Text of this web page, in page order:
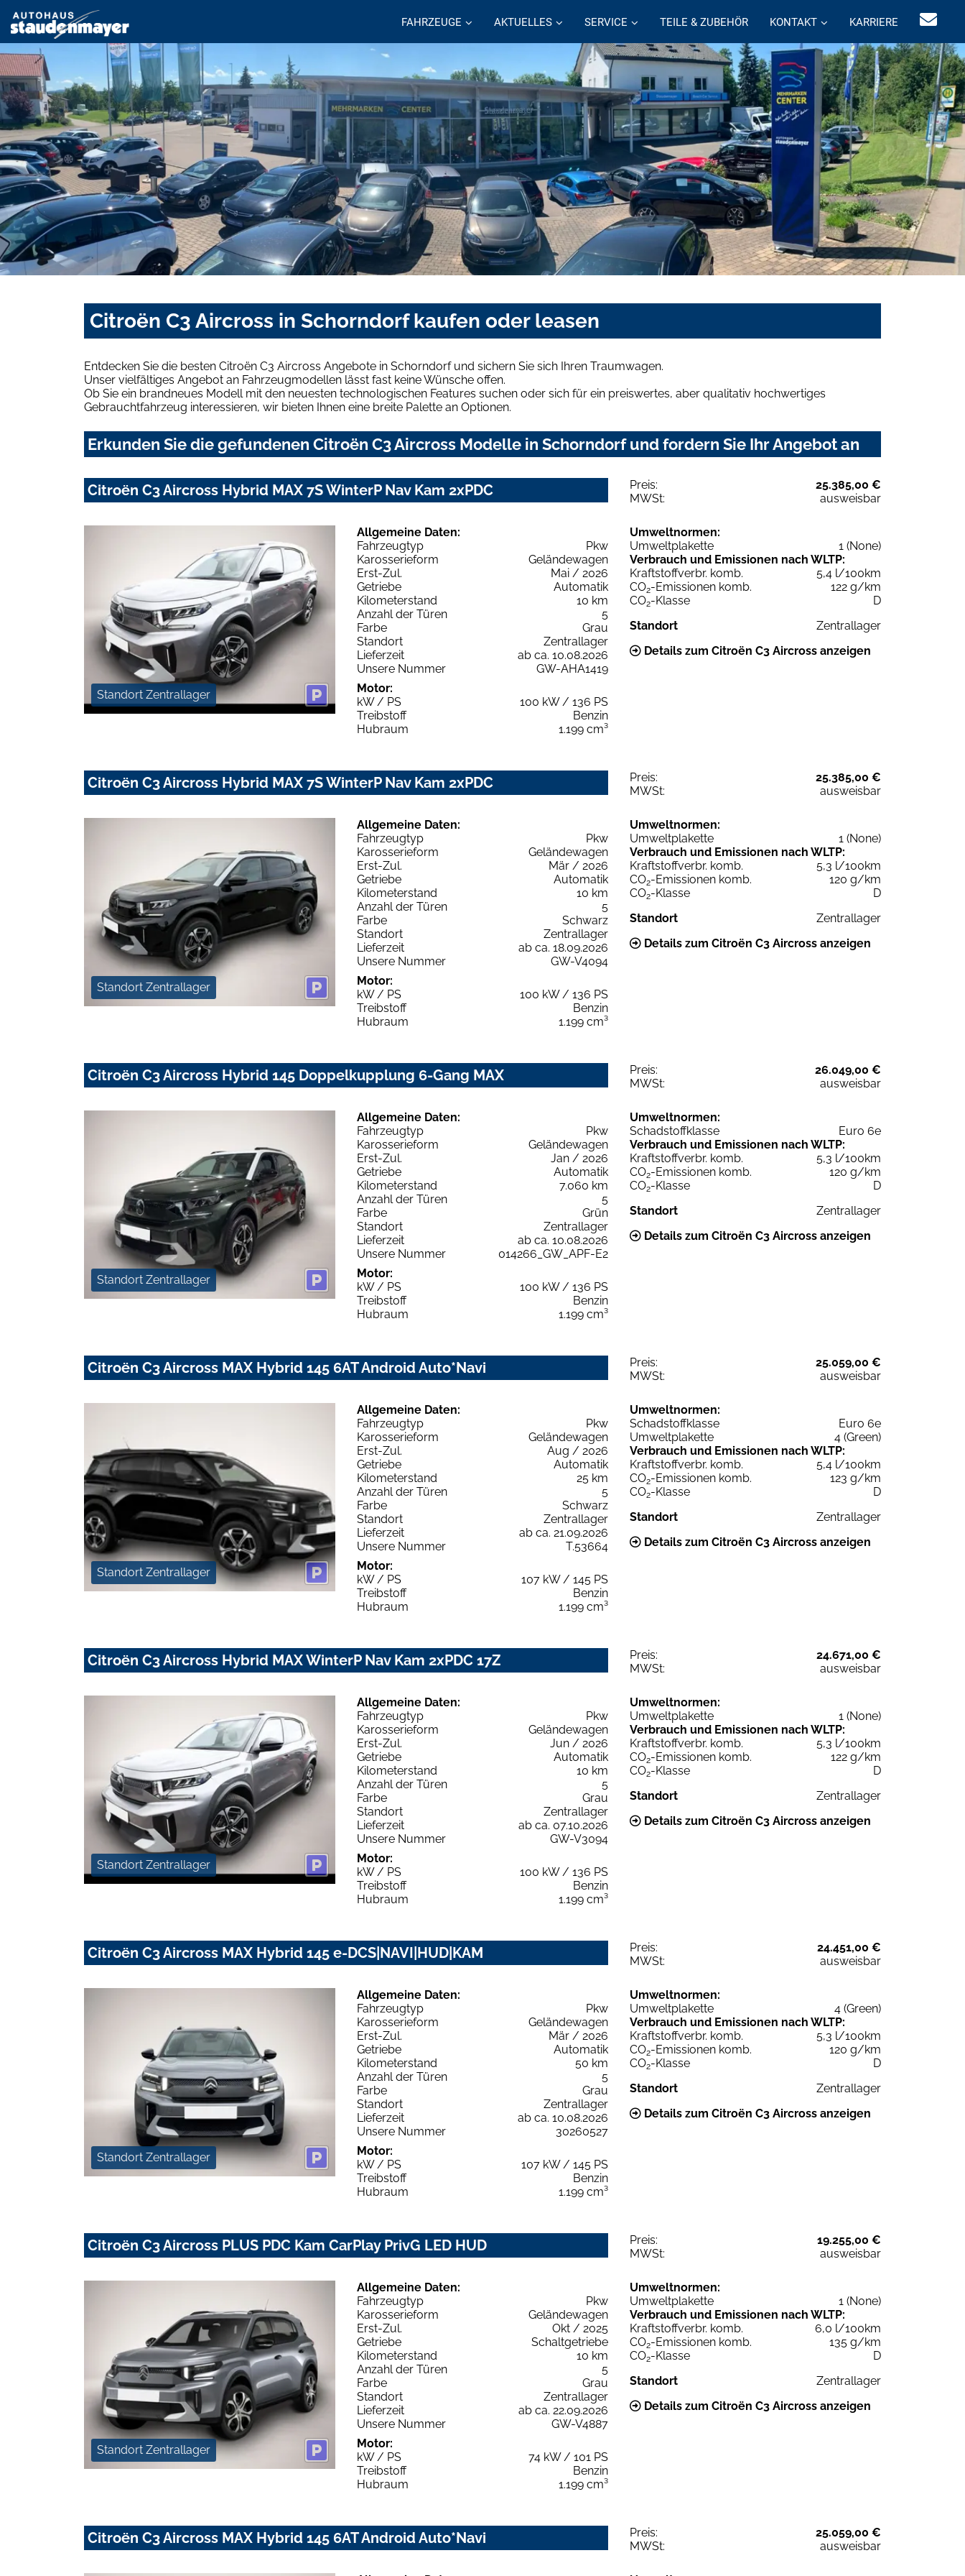
FAHRZEUGE AKTUELLES SERVICE TEILE & ZUBEHÖR KONTAKT KARRIERE
Citroën C3 Aircross in Schorndorf kaufen oder leasen
Entdecken Sie die besten Citroën C3 Aircross Angebote in Schorndorf und sichern Sie sich Ihren Traumwagen.
Unser vielfältiges Angebot an Fahrzeugmodellen lässt fast keine Wünsche offen.
Ob Sie ein brandneues Modell mit den neuesten technologischen Features suchen oder sich für ein preiswertes, aber qualitativ hochwertiges
Gebrauchtfahrzeug interessieren, wir bieten Ihnen eine breite Palette an Optionen.
Erkunden Sie die gefundenen Citroën C3 Aircross Modelle in Schorndorf und fordern Sie Ihr Angebot an
Citroën C3 Aircross Hybrid MAX 7S WinterP Nav Kam 2xPDC Preis:
25.385,00 €
MWSt:
ausweisbar
Standort Zentrallager
Allgemeine Daten:
Fahrzeugtyp
Pkw
Karosserieform
Geländewagen
Erst-Zul.
Mai / 2026
Getriebe
Automatik
Kilometerstand
10 km
Anzahl der Türen
5
Farbe
Grau
Standort
Zentrallager
Lieferzeit
ab ca. 10.08.2026
Unsere Nummer
GW-AHA1419
Motor:
kW / PS
100 kW / 136 PS
Treibstoff
Benzin
Hubraum
1.199 cm³
Umweltnormen:
Umweltplakette
1 (None)
Verbrauch und Emissionen nach WLTP:
Kraftstoffverbr. komb.
5,4 l/100km
CO2-Emissionen komb.
122 g/km
CO2-Klasse
D
Standort
Zentrallager
Details zum Citroën C3 Aircross anzeigen
Citroën C3 Aircross Hybrid MAX 7S WinterP Nav Kam 2xPDC Preis:
25.385,00 €
MWSt:
ausweisbar
Standort Zentrallager
Allgemeine Daten:
Fahrzeugtyp
Pkw
Karosserieform
Geländewagen
Erst-Zul.
Mär / 2026
Getriebe
Automatik
Kilometerstand
10 km
Anzahl der Türen
5
Farbe
Schwarz
Standort
Zentrallager
Lieferzeit
ab ca. 18.09.2026
Unsere Nummer
GW-V4094
Motor:
kW / PS
100 kW / 136 PS
Treibstoff
Benzin
Hubraum
1.199 cm³
Umweltnormen:
Umweltplakette
1 (None)
Verbrauch und Emissionen nach WLTP:
Kraftstoffverbr. komb.
5,3 l/100km
CO2-Emissionen komb.
120 g/km
CO2-Klasse
D
Standort
Zentrallager
Details zum Citroën C3 Aircross anzeigen
Citroën C3 Aircross Hybrid 145 Doppelkupplung 6-Gang MAX Preis:
26.049,00 €
MWSt:
ausweisbar
Standort Zentrallager
Allgemeine Daten:
Fahrzeugtyp
Pkw
Karosserieform
Geländewagen
Erst-Zul.
Jan / 2026
Getriebe
Automatik
Kilometerstand
7.060 km
Anzahl der Türen
5
Farbe
Grün
Standort
Zentrallager
Lieferzeit
ab ca. 10.08.2026
Unsere Nummer
014266_GW_APF-E2
Motor:
kW / PS
100 kW / 136 PS
Treibstoff
Benzin
Hubraum
1.199 cm³
Umweltnormen:
Schadstoffklasse
Euro 6e
Verbrauch und Emissionen nach WLTP:
Kraftstoffverbr. komb.
5,3 l/100km
CO2-Emissionen komb.
120 g/km
CO2-Klasse
D
Standort
Zentrallager
Details zum Citroën C3 Aircross anzeigen
Citroën C3 Aircross MAX Hybrid 145 6AT Android Auto*Navi Preis:
25.059,00 €
MWSt:
ausweisbar
Standort Zentrallager
Allgemeine Daten:
Fahrzeugtyp
Pkw
Karosserieform
Geländewagen
Erst-Zul.
Aug / 2026
Getriebe
Automatik
Kilometerstand
25 km
Anzahl der Türen
5
Farbe
Schwarz
Standort
Zentrallager
Lieferzeit
ab ca. 21.09.2026
Unsere Nummer
T.53664
Motor:
kW / PS
107 kW / 145 PS
Treibstoff
Benzin
Hubraum
1.199 cm³
Umweltnormen:
Schadstoffklasse
Euro 6e
Umweltplakette
4 (Green)
Verbrauch und Emissionen nach WLTP:
Kraftstoffverbr. komb.
5,4 l/100km
CO2-Emissionen komb.
123 g/km
CO2-Klasse
D
Standort
Zentrallager
Details zum Citroën C3 Aircross anzeigen
Citroën C3 Aircross Hybrid MAX WinterP Nav Kam 2xPDC 17Z Preis:
24.671,00 €
MWSt:
ausweisbar
Standort Zentrallager
Allgemeine Daten:
Fahrzeugtyp
Pkw
Karosserieform
Geländewagen
Erst-Zul.
Jun / 2026
Getriebe
Automatik
Kilometerstand
10 km
Anzahl der Türen
5
Farbe
Grau
Standort
Zentrallager
Lieferzeit
ab ca. 07.10.2026
Unsere Nummer
GW-V3094
Motor:
kW / PS
100 kW / 136 PS
Treibstoff
Benzin
Hubraum
1.199 cm³
Umweltnormen:
Umweltplakette
1 (None)
Verbrauch und Emissionen nach WLTP:
Kraftstoffverbr. komb.
5,3 l/100km
CO2-Emissionen komb.
122 g/km
CO2-Klasse
D
Standort
Zentrallager
Details zum Citroën C3 Aircross anzeigen
Citroën C3 Aircross MAX Hybrid 145 e-DCS|NAVI|HUD|KAM Preis:
24.451,00 €
MWSt:
ausweisbar
Standort Zentrallager
Allgemeine Daten:
Fahrzeugtyp
Pkw
Karosserieform
Geländewagen
Erst-Zul.
Mär / 2026
Getriebe
Automatik
Kilometerstand
50 km
Anzahl der Türen
5
Farbe
Grau
Standort
Zentrallager
Lieferzeit
ab ca. 10.08.2026
Unsere Nummer
30260527
Motor:
kW / PS
107 kW / 145 PS
Treibstoff
Benzin
Hubraum
1.199 cm³
Umweltnormen:
Umweltplakette
4 (Green)
Verbrauch und Emissionen nach WLTP:
Kraftstoffverbr. komb.
5,3 l/100km
CO2-Emissionen komb.
120 g/km
CO2-Klasse
D
Standort
Zentrallager
Details zum Citroën C3 Aircross anzeigen
Citroën C3 Aircross PLUS PDC Kam CarPlay PrivG LED HUD Preis:
19.255,00 €
MWSt:
ausweisbar
Standort Zentrallager
Allgemeine Daten:
Fahrzeugtyp
Pkw
Karosserieform
Geländewagen
Erst-Zul.
Okt / 2025
Getriebe
Schaltgetriebe
Kilometerstand
10 km
Anzahl der Türen
5
Farbe
Grau
Standort
Zentrallager
Lieferzeit
ab ca. 22.09.2026
Unsere Nummer
GW-V4887
Motor:
kW / PS
74 kW / 101 PS
Treibstoff
Benzin
Hubraum
1.199 cm³
Umweltnormen:
Umweltplakette
1 (None)
Verbrauch und Emissionen nach WLTP:
Kraftstoffverbr. komb.
6,0 l/100km
CO2-Emissionen komb.
135 g/km
CO2-Klasse
D
Standort
Zentrallager
Details zum Citroën C3 Aircross anzeigen
Citroën C3 Aircross MAX Hybrid 145 6AT Android Auto*Navi Preis:
25.059,00 €
MWSt:
ausweisbar